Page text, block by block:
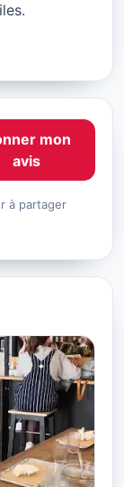
mon
avis
à partager